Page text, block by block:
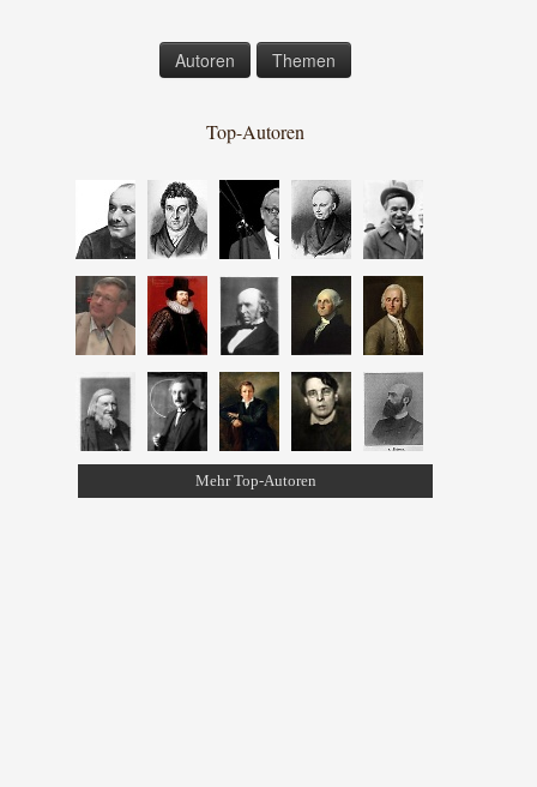
Autoren Themen
Top-Autoren
Mehr Top-Autoren